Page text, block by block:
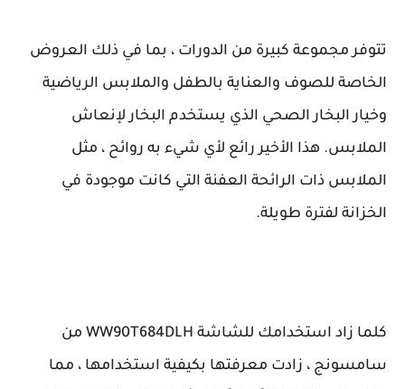
تتوفر مجموعة كبيرة من الدورات ، بما في ذلك العروض
الخاصة للصوف والعناية بالطفل والملابس الرياضية
وخيار البخار الصحي الذي يستخدم البخار لإنعاش
الملابس. هذا الأخير رائع لأي شيء به روائح ، مثل
الملابس ذات الرائحة العفنة التي كانت موجودة في
الخزانة لفترة طويلة.
كلما زاد استخدامك للشاشة WW90T684DLH من
سامسونج ، زادت معرفتها بكيفية استخدامها ، مما